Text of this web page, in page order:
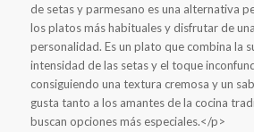
de setas y parmesano es una alternativa
los platos más habituales y disfrutar de
personalidad. Es un plato que combina la
intensidad de las setas y el toque
consiguiendo una textura cremosa y un
gusta tanto a los amantes de la cocina
buscan opciones más especiales.</p>